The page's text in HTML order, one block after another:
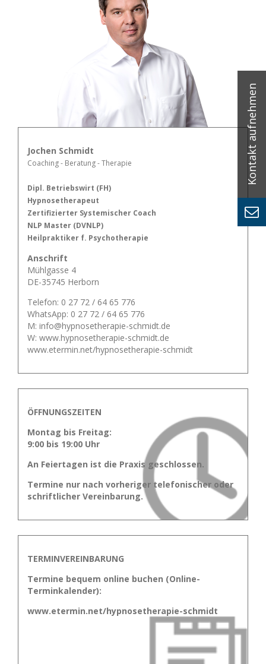
Jochen Schmidt
Coaching - Beratung - Therapie
Dipl. Betriebswirt (FH)
Hypnosetherapeut
Zertifizierter Systemischer Coach
NLP Master (DVNLP)
Heilpraktiker f. Psychotherapie
Anschrift
Mühlgasse 4
DE-35745 Herborn
Telefon: 0 27 72 / 64 65 776
WhatsApp: 0 27 72 / 64 65 776
M: info@hypnosetherapie-schmidt.de
W: www.hypnosetherapie-schmidt.de
www.etermin.net/hypnosetherapie-schmidt
ÖFFNUNGSZEITEN
Montag bis Freitag:
9:00 bis 19:00 Uhr
An Feiertagen ist die Praxis geschlossen.
Termine nur nach vorheriger telefonischer oder
schriftlicher Vereinbarung.
TERMINVEREINBARUNG
Termine bequem online buchen (Online-
Terminkalender):
www.etermin.net/hypnosetherapie-schmidt